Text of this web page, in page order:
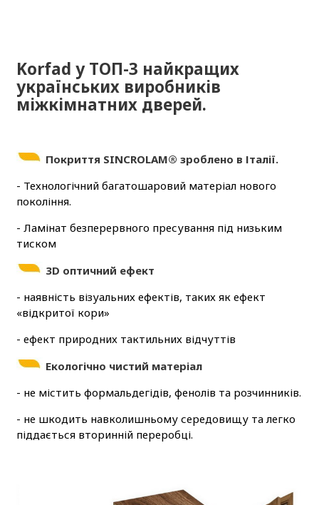
Korfad у ТОП-3 найкращих
українських виробників
міжкімнатних дверей.
Покриття SINCROLAM® зроблено в Італії.
- Технологічний багатошаровий матеріал нового
покоління.
- Ламінат безперервного пресування під низьким
тиском
3D оптичний ефект
- наявність візуальних ефектів, таких як ефект
«відкритої кори»
- ефект природних тактильних відчуттів
Екологічно чистий матеріал
- не містить формальдегідів, фенолів та розчинників.
- не шкодить навколишньому середовищу та легко
піддається вторинній переробці.